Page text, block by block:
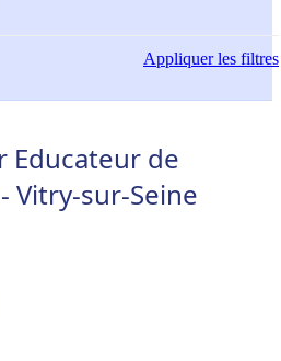
Appliquerles filtres
Educateur de
Vitry-sur-Seine